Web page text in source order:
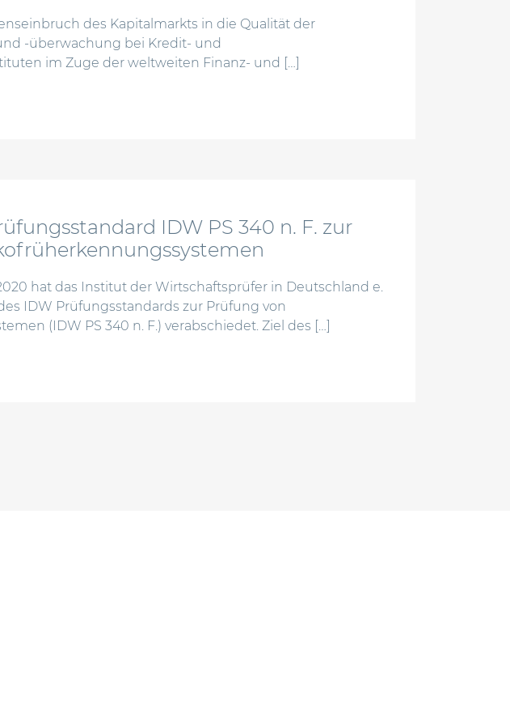
des Kapitalmarkts in die Qualität der
-überwachung bei Kredit- und
im Zuge der weltweiten Finanz- und […]
geschäftsleiter und aufsichtsorgane – umfangreiche änderungen durch
IDW PS 340 n. F. zur
hat das Institut der Wirtschaftsprüfer in Deutschland e.
IDW Prüfungsstandards zur Prüfung von
(IDW PS 340 n. F.) verabschiedet. Ziel des […]
prüfungsstandard idw ps 340 n. f. zur prüfung von